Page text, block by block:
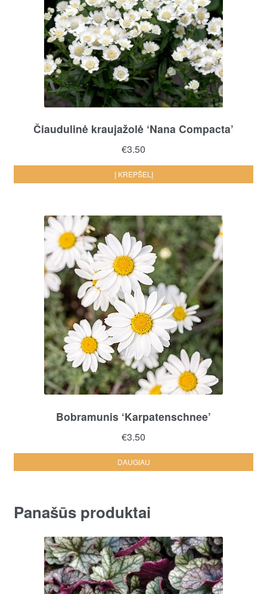
Čiaudulinė kraujažolė ‘Nana Compacta’
€3.50
Į KREPŠELĮ
Bobramunis ‘Karpatenschnee’
€3.50
DAUGIAU
Panašūs produktai